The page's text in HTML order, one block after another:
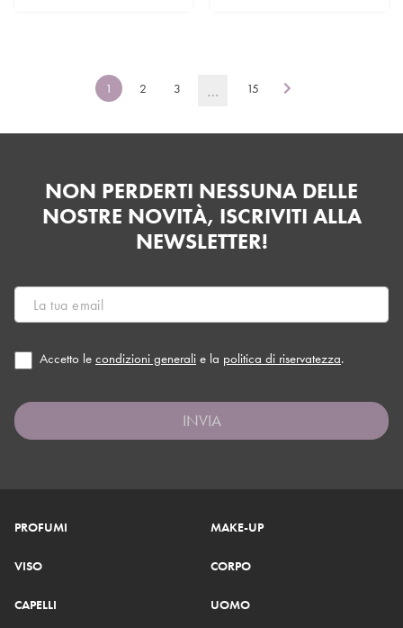
1 2 3 … 15
NON PERDERTI NESSUNA DELLE
NOSTRE NOVITÀ, ISCRIVITI ALLA
NEWSLETTER!
Accetto le condizioni generali e la politica di riservatezza.
INVIA
PROFUMI MAKE-UP
VISO CORPO
CAPELLI UOMO